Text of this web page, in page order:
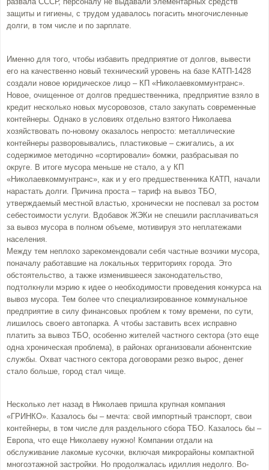
защиты и гигиены, с трудом удавалось погасить многочисленные
долги, в том числе и по зарплате.
Именно для того, чтобы избавить предприятие от долгов, вывести
его на качественно новый технический уровень на базе КАТП-1428
создали новое юридическое лицо – КП «Николаевкоммунтранс».
Новое, очищенное от долгов предшественника, предприятие взяло в
кредит несколько новых мусоровозов, стало закупать современные
контейнеры. Однако в условиях отдельно взятого Николаева
хозяйствовать по-новому оказалось непросто: металлические
контейнеры разворовывались, пластиковые – сжигались, а их
содержимое методично «сортировали» бомжи, разбрасывая по
округе. В итоге мусора меньше не стало, а у КП
«Николаевкоммунтранс», как и у его предшественника КАТП, начали
нарастать долги. Причина проста – тариф на вывоз ТБО,
утверждаемый местной властью, хронически не поспевал за ростом
себестоимости услуги. Вдобавок ЖЭКи не спешили расплачиваться
за вывоз мусора в полном объеме, мотивируя это неплатежами
населения.
Между тем неплохо зарекомендовали себя частные возчики мусора,
поначалу работавшие на локальных территориях города. Это
обстоятельство, а также изменившееся законодательство,
подтолкнули мэрию к идее о необходимости проведения конкурса на
вывоз мусора. Тем более что специализированное коммунальное
предприятие в силу финансовых проблем к тому времени, по сути,
лишилось своего автопарка. А чтобы заставить всех исправно
платить за вывоз ТБО, особенно жителей частного сектора (это еще
одна хроническая проблема), в районах организовали абонентские
службы. Охват частного сектора договорами резко вырос, денег
стало больше, город стал чище.
Несколько лет назад в Николаев пришла крупная компания
«ГРИНКО». Казалось бы – мечта: свой импортный транспорт, свои
контейнеры, в том числе для раздельного сбора ТБО. Казалось бы –
Европа, что еще Николаеву нужно! Компании отдали на
обслуживание лакомые кусочки, включая микрорайоны компактной
многоэтажной застройки. Но продолжалась идиллия недолго. Во-